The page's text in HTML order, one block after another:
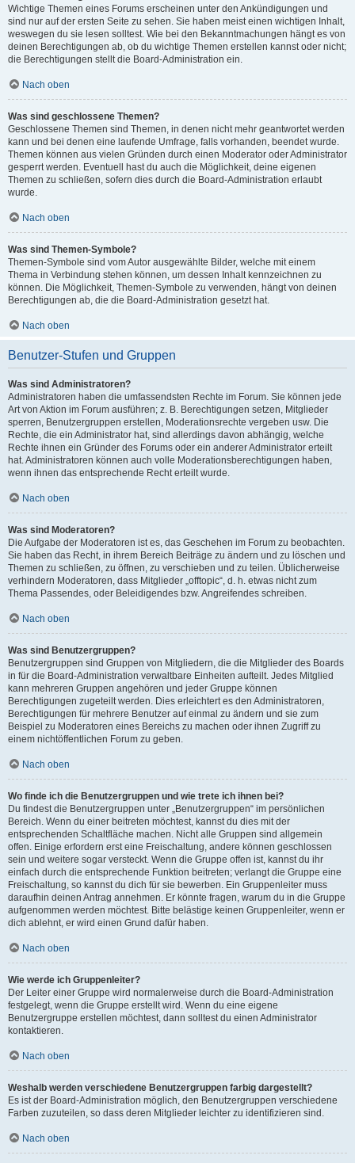
Wichtige Themen eines Forums erscheinen unter den Ankündigungen und
sind nur auf der ersten Seite zu sehen. Sie haben meist einen wichtigen Inhalt,
weswegen du sie lesen solltest. Wie bei den Bekanntmachungen hängt es von
deinen Berechtigungen ab, ob du wichtige Themen erstellen kannst oder nicht;
die Berechtigungen stellt die Board-Administration ein.
Nach oben
Was sind geschlossene Themen?
Geschlossene Themen sind Themen, in denen nicht mehr geantwortet werden
kann und bei denen eine laufende Umfrage, falls vorhanden, beendet wurde.
Themen können aus vielen Gründen durch einen Moderator oder Administrator
gesperrt werden. Eventuell hast du auch die Möglichkeit, deine eigenen
Themen zu schließen, sofern dies durch die Board-Administration erlaubt
wurde.
Nach oben
Was sind Themen-Symbole?
Themen-Symbole sind vom Autor ausgewählte Bilder, welche mit einem
Thema in Verbindung stehen können, um dessen Inhalt kennzeichnen zu
können. Die Möglichkeit, Themen-Symbole zu verwenden, hängt von deinen
Berechtigungen ab, die die Board-Administration gesetzt hat.
Nach oben
Benutzer-Stufen und Gruppen
Was sind Administratoren?
Administratoren haben die umfassendsten Rechte im Forum. Sie können jede
Art von Aktion im Forum ausführen; z. B. Berechtigungen setzen, Mitglieder
sperren, Benutzergruppen erstellen, Moderationsrechte vergeben usw. Die
Rechte, die ein Administrator hat, sind allerdings davon abhängig, welche
Rechte ihnen ein Gründer des Forums oder ein anderer Administrator erteilt
hat. Administratoren können auch volle Moderationsberechtigungen haben,
wenn ihnen das entsprechende Recht erteilt wurde.
Nach oben
Was sind Moderatoren?
Die Aufgabe der Moderatoren ist es, das Geschehen im Forum zu beobachten.
Sie haben das Recht, in ihrem Bereich Beiträge zu ändern und zu löschen und
Themen zu schließen, zu öffnen, zu verschieben und zu teilen. Üblicherweise
verhindern Moderatoren, dass Mitglieder „offtopic“, d. h. etwas nicht zum
Thema Passendes, oder Beleidigendes bzw. Angreifendes schreiben.
Nach oben
Was sind Benutzergruppen?
Benutzergruppen sind Gruppen von Mitgliedern, die die Mitglieder des Boards
in für die Board-Administration verwaltbare Einheiten aufteilt. Jedes Mitglied
kann mehreren Gruppen angehören und jeder Gruppe können
Berechtigungen zugeteilt werden. Dies erleichtert es den Administratoren,
Berechtigungen für mehrere Benutzer auf einmal zu ändern und sie zum
Beispiel zu Moderatoren eines Bereichs zu machen oder ihnen Zugriff zu
einem nichtöffentlichen Forum zu geben.
Nach oben
Wo finde ich die Benutzergruppen und wie trete ich ihnen bei?
Du findest die Benutzergruppen unter „Benutzergruppen“ im persönlichen
Bereich. Wenn du einer beitreten möchtest, kannst du dies mit der
entsprechenden Schaltfläche machen. Nicht alle Gruppen sind allgemein
offen. Einige erfordern erst eine Freischaltung, andere können geschlossen
sein und weitere sogar versteckt. Wenn die Gruppe offen ist, kannst du ihr
einfach durch die entsprechende Funktion beitreten; verlangt die Gruppe eine
Freischaltung, so kannst du dich für sie bewerben. Ein Gruppenleiter muss
daraufhin deinen Antrag annehmen. Er könnte fragen, warum du in die Gruppe
aufgenommen werden möchtest. Bitte belästige keinen Gruppenleiter, wenn er
dich ablehnt, er wird einen Grund dafür haben.
Nach oben
Wie werde ich Gruppenleiter?
Der Leiter einer Gruppe wird normalerweise durch die Board-Administration
festgelegt, wenn die Gruppe erstellt wird. Wenn du eine eigene
Benutzergruppe erstellen möchtest, dann solltest du einen Administrator
kontaktieren.
Nach oben
Weshalb werden verschiedene Benutzergruppen farbig dargestellt?
Es ist der Board-Administration möglich, den Benutzergruppen verschiedene
Farben zuzuteilen, so dass deren Mitglieder leichter zu identifizieren sind.
Nach oben